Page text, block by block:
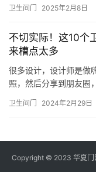
卫生间门 2025年2月8日
不切实际！这10个
来槽点太多
很多设计，设计师是做
照，然后分享到朋友圈
发现，用起来如此不切
卫生间门 2024年2月29日
Copyright © 2023 华夏门